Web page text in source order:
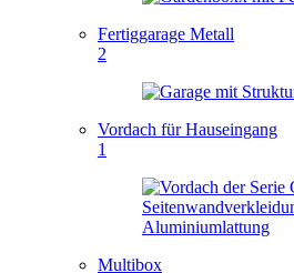
Fertiggarage Metall
2
Vordach für Hauseingang
1
Multibox